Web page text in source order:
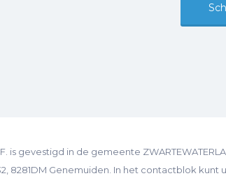
is gevestigd in de gemeente
8281DM Genemuiden. In het contactblok kunt